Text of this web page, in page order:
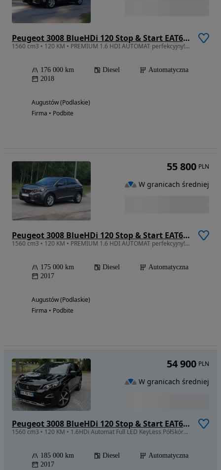
Peugeot 3008 BlueHDi 120 Stop & Start EAT6 Allure
1560 cm3 • 120 KM • PREMIUM 1.6 HDI AUTOMAT perfekcyjny! po serwisie!
176 000 km Diesel
Automatyczna
2018
Augustów (Podlaskie)
Firma • Podbite
Peugeot 3008 BlueHDi 120 Stop & Start EAT6 Allure
1560 cm3 • 120 KM • PREMIUM 1.6 HDI AUTOMAT perfekcyjny! po serwisie!
175 000 km Diesel
Automatyczna
2017
Augustów (Podlaskie)
Firma • Podbite
55 800 PLN
W granicach średniej
Peugeot 3008 BlueHDi 120 Stop & Start EAT6 Allure
1560 cm3 • 120 KM • 1.6HDi Automat Full LED KeyLess PółSkóra Kamera Cofania Grip Control
185 000 km Diesel
Automatyczna
2017
54 900 PLN
W granicach średniej